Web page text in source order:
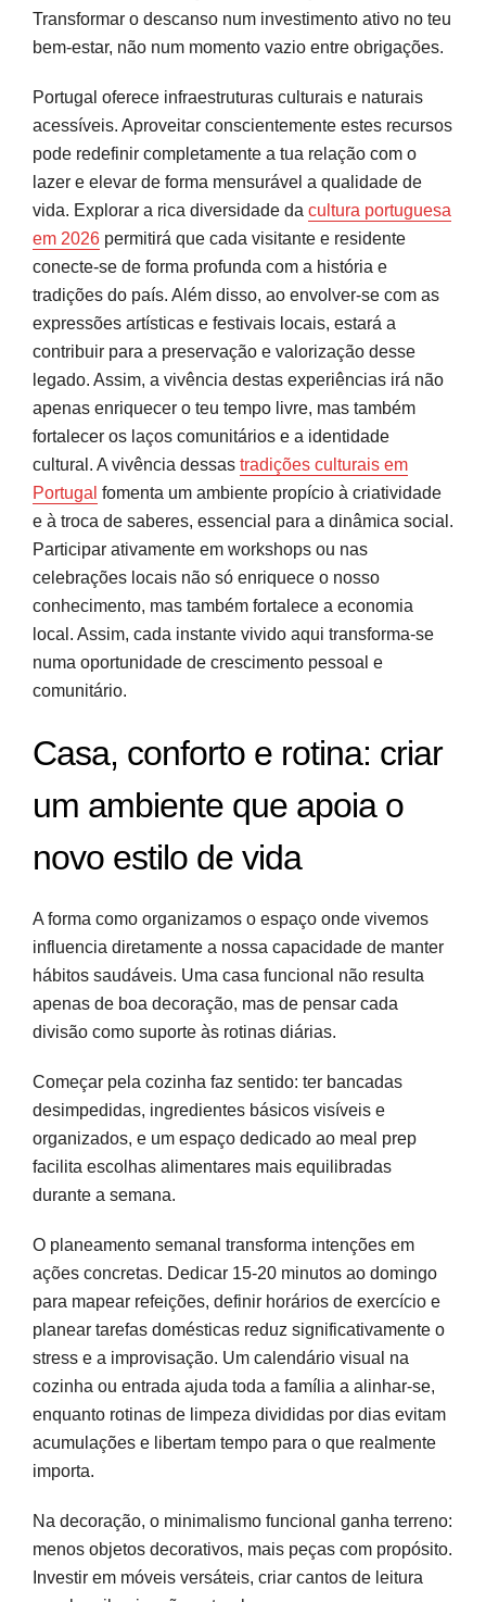
Transformar o descanso num investimento ativo no teu
bem-estar, não num momento vazio entre obrigações.
Portugal oferece infraestruturas culturais e naturais
acessíveis. Aproveitar conscientemente estes recursos
pode redefinir completamente a tua relação com o
lazer e elevar de forma mensurável a qualidade de
vida. Explorar a rica diversidade da cultura portuguesa
em 2026 permitirá que cada visitante e residente
conecte-se de forma profunda com a história e
tradições do país. Além disso, ao envolver-se com as
expressões artísticas e festivais locais, estará a
contribuir para a preservação e valorização desse
legado. Assim, a vivência destas experiências irá não
apenas enriquecer o teu tempo livre, mas também
fortalecer os laços comunitários e a identidade
cultural. A vivência dessas tradições culturais em
Portugal fomenta um ambiente propício à criatividade
e à troca de saberes, essencial para a dinâmica social.
Participar ativamente em workshops ou nas
celebrações locais não só enriquece o nosso
conhecimento, mas também fortalece a economia
local. Assim, cada instante vivido aqui transforma-se
numa oportunidade de crescimento pessoal e
comunitário.
Casa, conforto e rotina: criar
um ambiente que apoia o
novo estilo de vida
A forma como organizamos o espaço onde vivemos
influencia diretamente a nossa capacidade de manter
hábitos saudáveis. Uma casa funcional não resulta
apenas de boa decoração, mas de pensar cada
divisão como suporte às rotinas diárias.
Começar pela cozinha faz sentido: ter bancadas
desimpedidas, ingredientes básicos visíveis e
organizados, e um espaço dedicado ao meal prep
facilita escolhas alimentares mais equilibradas
durante a semana.
O planeamento semanal transforma intenções em
ações concretas. Dedicar 15-20 minutos ao domingo
para mapear refeições, definir horários de exercício e
planear tarefas domésticas reduz significativamente o
stress e a improvisação. Um calendário visual na
cozinha ou entrada ajuda toda a família a alinhar-se,
enquanto rotinas de limpeza divididas por dias evitam
acumulações e libertam tempo para o que realmente
importa.
Na decoração, o minimalismo funcional ganha terreno:
menos objetos decorativos, mais peças com propósito.
Investir em móveis versáteis, criar cantos de leitura